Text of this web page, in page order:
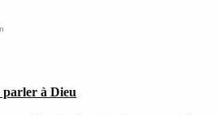
parler à Dieu